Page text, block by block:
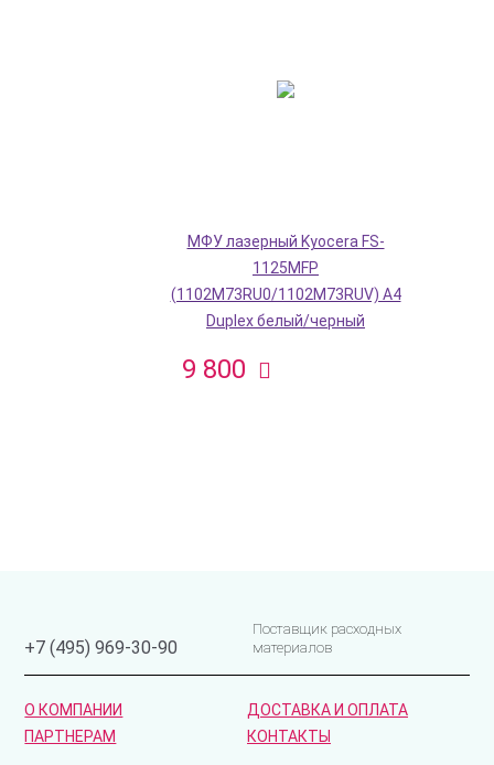
МФУ лазерный Kyocera FS-
1125MFP
(1102M73RU0/1102M73RUV) A4
Duplex белый/черный
9 800
+7 (495) 969-30-90
Поставщик расходных
материалов
О КОМПАНИИ
ДОСТАВКА И ОПЛАТА
ПАРТНЕРАМ
КОНТАКТЫ